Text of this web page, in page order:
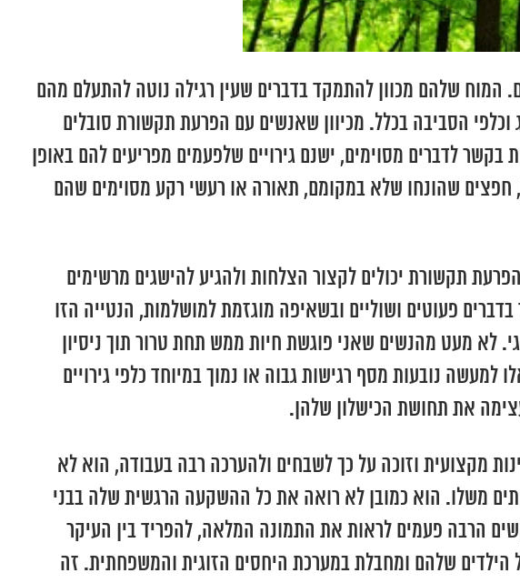
המוח שלהם מכוון להתמקד בדברים שעין רגילה נוטה להתעלם מהם
וכלפי הסביבה בכלל. מכיוון שאנשים עם הפרעת תקשורת סובלים
בקשר לדברים מסוימים, ישנם גירויים שלפעמים מפריעים להם באופן
שהונחו שלא במקומם, תאורה או רעשי רקע מסוימים שהם
תקשורת יכולים לקצור הצלחות ולהגיע להישגים מרשימים
פעוטים ושוליים ובשאיפה מוגזמת למושלמות, הנטייה הזו
לא מעט מהנשים שאני פוגשת חיות ממש תחת טרור תוך ניסיון
נובעות מסף רגישות גבוה או נמוך במיוחד כלפי גירויים
את תחושת הכישלון שלהן.
מקצועית וזוכה על כך לשבחים ולהערכה רבה בעבודה, הוא לא
משלו. הוא כמובן לא רואה את כל ההשקעה הרגשית שלה בבני
הרבה פעמים לראות את התמונה המלאה, להפריד בין העיקר
שלהם ומחבלת במערכת היחסים הזוגית והמשפחתית. זה